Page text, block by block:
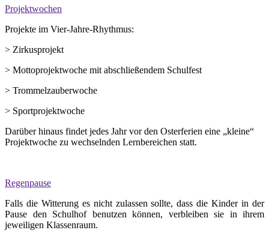
Projektwochen
Projekte im Vier-Jahre-Rhythmus:
> Zirkusprojekt
> Mottoprojektwoche mit abschließendem Schulfest
> Trommelzauberwoche
> Sportprojektwoche
Darüber hinaus findet jedes Jahr vor den Osterferien eine „kleine“
Projektwoche zu wechselnden Lernbereichen statt.
Regenpause
Falls die Witterung es nicht zulassen sollte, dass die Kinder in der
Pause den Schulhof benutzen können, verbleiben sie in ihrem
jeweiligen Klassenraum.